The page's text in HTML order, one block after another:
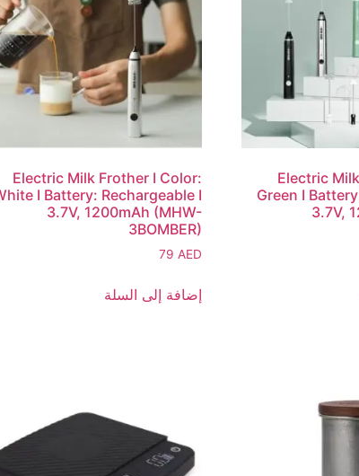
Electric
Green I
3.7V,
Electric Milk Frother I Color:
I Battery: Rechargeable I
3.7V, 1200mAh (MHW-
3BOMBER)
79AED
إضافة إلى السلة